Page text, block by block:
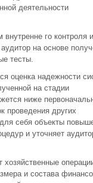
деятельности
го контроля и
на основе
тесты.
оценка надежности
на стадии
ниже
проведения других
себя объекты
и уточняет
и состава